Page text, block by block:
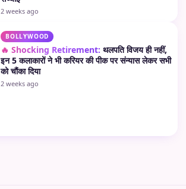
2 weeks ago
BOLLYWOOD
🔥 Shocking Retirement: थलपति विजय ही नहीं,
इन 5 कलाकारों ने भी करियर की पीक पर संन्यास लेकर सभी
को चौंका दिया
2 weeks ago